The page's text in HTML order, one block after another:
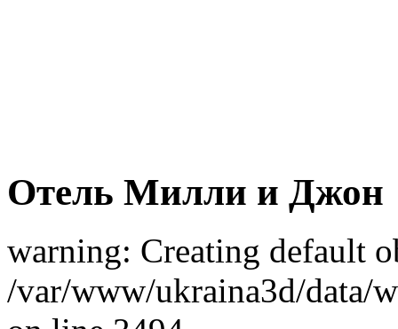
Отель Милли и Джон
warning: Creating default
/var/www/ukraina3d/data/